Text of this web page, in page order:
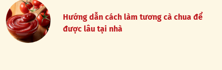
Hướng dẫn cách làm tương cà chua để
được lâu tại nhà